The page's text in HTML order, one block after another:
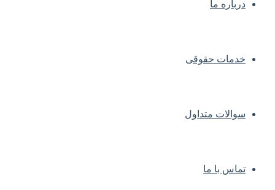
درباره ما
خدمات حقوقی
سوالات متداول
تماس با ما